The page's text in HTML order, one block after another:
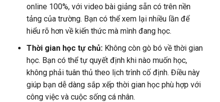
online 100%, với video bài giảng sẵn có trên nền
tảng của trường. Bạn có thể xem lại nhiều lần để
hiểu rõ hơn về kiến thức mà mình đang học.
Thời gian học tự chủ:Không còn gò bó về thời gian
học. Bạn có thể tự quyết định khi nào muốn học,
không phải tuân thủ theo lịch trình cố định. Điều này
giúp bạn dễ dàng sắp xếp thời gian học phù hợp với
công việc và cuộc sống cá nhân.